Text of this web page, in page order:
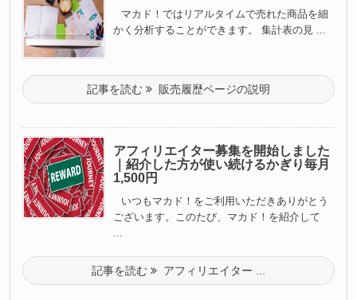
マカド！ではリアルタイムで売れた商品を細
かく分析することができます。 集計表の見 ...
記事を読む 販売履歴ページの説明
アフィリエイター募集を開始しました
｜紹介した方が使い続けるかぎり毎月
1,500円
いつもマカド！をご利用いただきありがとう
ございます。このたび、マカド！を紹介して
記事を読む アフィリエイター ...